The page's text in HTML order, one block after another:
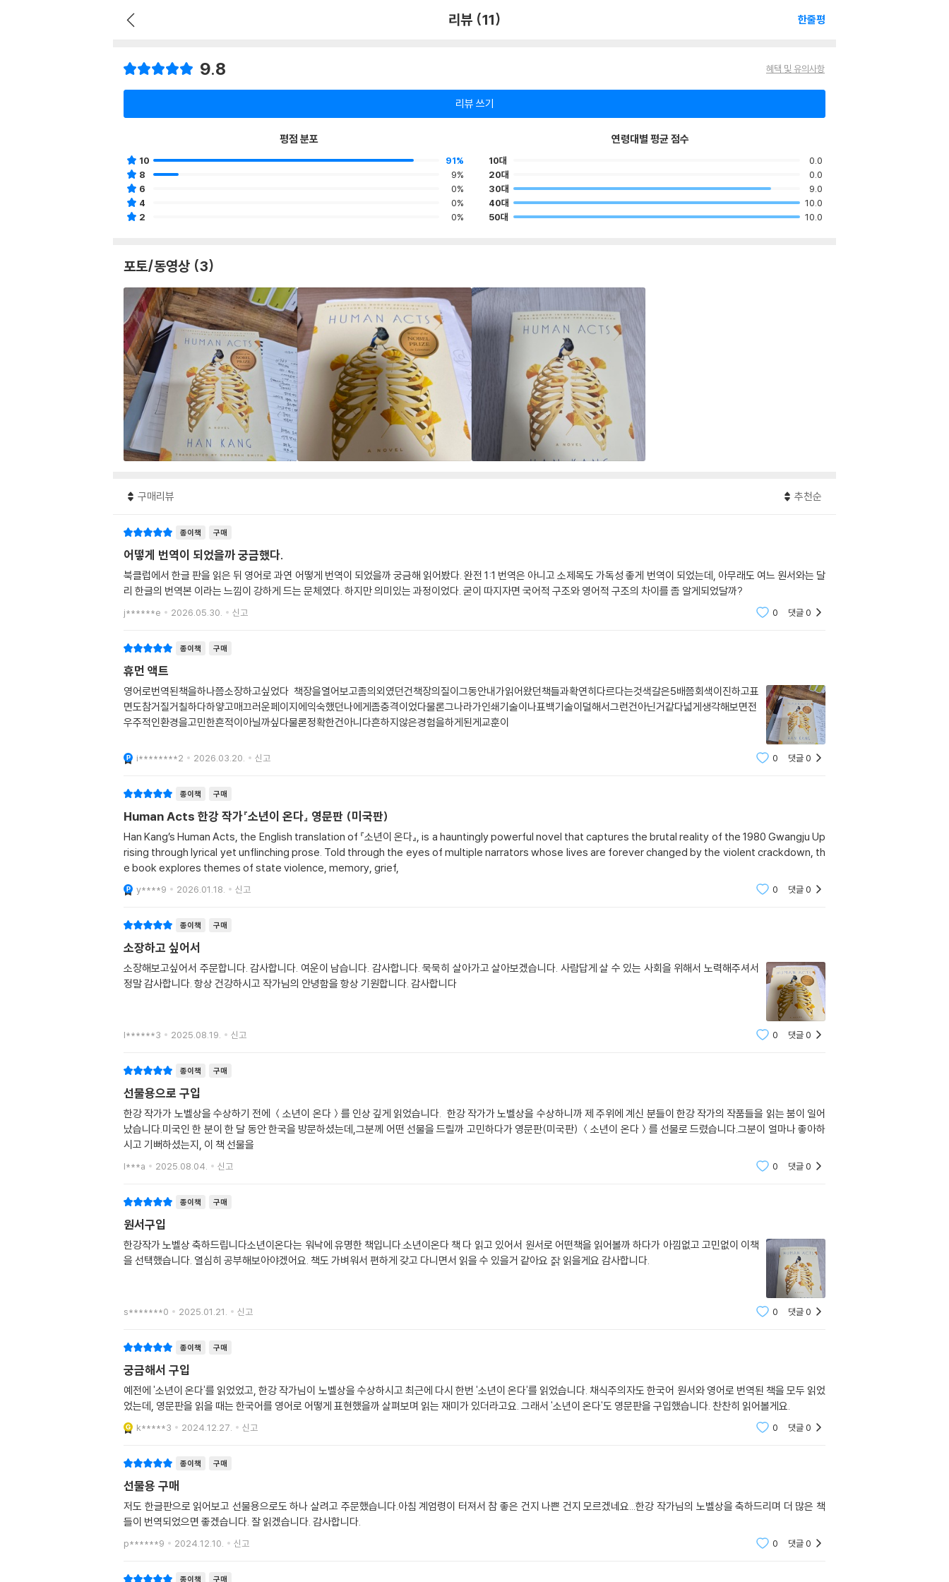
리뷰 (11) 한줄평
9.8 혜택 및 유의사항
리뷰 쓰기
평점 분포
10
91%
8
9%
6
0%
4
0%
2
0%
연령대별 평균 점수
10대
0.0
20대
0.0
30대
9.0
40대
10.0
50대
10.0
포토/동영상 (3)
구매리뷰 추천순
종이책 구매
어떻게 번역이 되었을까 궁금했다.
북클럽에서 한글 판을 읽은 뒤 영어로 과연 어떻게 번역이 되었을까 궁금해 읽어봤다. 완전 1:1 번역은 아니고 소제목도 가독성 좋게 번역이 되었는데, 아무래도 여느 원서와는 달
리 한글의 번역본 이라는 느낌이 강하게 드는 문체였다. 하지만 의미있는 과정이었다. 굳이 따지자면 국어적 구조와 영어적 구조의 차이를 좀 알게되었달까?
j******e 2026.05.30. 신고 0 댓글0
종이책 구매
휴먼 액트
영어로번역된책을하나쯤소장하고싶었다 책장을열어보고좀의외였던건책장의질이그동안내가읽어왔던책들과확연히다르다는것색갈은5배쯤회색이진하고표
면도참거질거칠하다하얗고매끄러운페이지에익숙했던나에게좀충격이었다물론그나라가인쇄기술이나표백기술이덜해서그런건아닌거같다넓게생각해보면전
우주적인환경을고민한흔적이아닐까싶다물론정확한건아니다흔하지않은경험을하게된게교훈이
i********2 2026.03.20. 신고 0 댓글0
종이책 구매
Human Acts 한강 작가『소년이 온다』 영문판 (미국판)
Han Kang’s Human Acts, the English translation of 『소년이 온다』, is a hauntingly powerful novel that captures the brutal reality of the 1980 Gwangju Up
rising through lyrical yet unflinching prose. Told through the eyes of multiple narrators whose lives are forever changed by the violent crackdown, th
e book explores themes of state violence, memory, grief,
y****9 2026.01.18. 신고 0 댓글0
종이책 구매
소장하고 싶어서
소장해보고싶어서 주문합니다. 감사합니다. 여운이 남습니다. 감사합니다. 묵묵히 살아가고 살아보겠습니다. 사람답게 살 수 있는 사회을 위해서 노력해주셔서
정말 감사합니다. 항상 건강하시고 작가님의 안녕함을 항상 기원합니다. 감사합니다
l******3 2025.08.19. 신고 0 댓글0
종이책 구매
선물용으로 구입
한강 작가가 노벨상을 수상하기 전에 ＜소년이 온다＞를 인상 깊게 읽었습니다. 한강 작가가 노벨상을 수상하니까 제 주위에 계신 분들이 한강 작가의 작품들을 읽는 붐이 일어
났습니다.미국인 한 분이 한 달 동안 한국을 방문하셨는데,그분께 어떤 선물을 드릴까 고민하다가 영문판(미국판) ＜소년이 온다＞를 선물로 드렸습니다.그분이 얼마나 좋아하
시고 기뻐하셨는지, 이 책 선물을
l***a 2025.08.04. 신고 0 댓글0
종이책 구매
원서구입
한강작가 노벨상 축하드립니다소년이온다는 워낙에 유명한 책입니다.소년이온다 책 다 읽고 있어서 원서로 어떤책을 읽어볼까 하다가 아낌없고 고민없이 이책
을 선택했습니다. 열심히 공부해보아야겠어요. 책도 가벼워서 편하게 갖고 다니면서 읽을 수 있을거 같아요 잙 읽을게요 감사합니다.
s*******0 2025.01.21. 신고 0 댓글0
종이책 구매
궁금해서 구입
예전에 '소년이 온다'를 읽었었고, 한강 작가님이 노벨상을 수상하시고 최근에 다시 한번 '소년이 온다'를 읽었습니다. 채식주의자도 한국어 원서와 영어로 번역된 책을 모두 읽었
었는데, 영문판을 읽을 때는 한국어를 영어로 어떻게 표현했을까 살펴보며 읽는 재미가 있더라고요. 그래서 '소년이 온다'도 영문판을 구입했습니다. 찬찬히 읽어볼게요.
k*****3 2024.12.27. 신고 0 댓글0
종이책 구매
선물용 구매
저도 한글판으로 읽어보고 선물용으로도 하나 살려고 주문했습니다.아침 계엄령이 터져서 참 좋은 건지 나쁜 건지 모르겠네요...한강 작가님의 노벨상을 축하드리며 더 많은 책
들이 번역되었으면 좋겠습니다. 잘 읽겠습니다. 감사합니다.
p******9 2024.12.10. 신고 0 댓글0
종이책 구매